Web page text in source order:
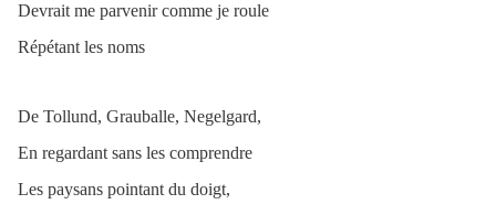
Devrait me parvenir comme je roule
Répétant les noms
De Tollund, Grauballe, Negelgard,
En regardant sans les comprendre
Les paysans pointant du doigt,